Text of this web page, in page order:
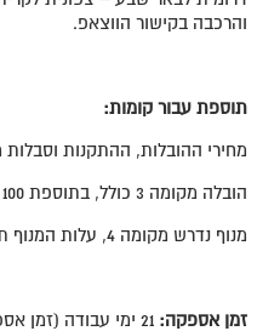
והרכבה בקישור הווצאפ.
תוספת עבור קומות:
מחירי ההובלות, ההתקנות וסבלות
הובלה מקומה 3 כולל, בתוספת 100 ₪ למיטה לכל קומה נוספת (במקרה שלא ניתן להשתמש במעלית).
מנוף נדרש מקומה 4, עלות המנוף תחול על הלקוח ותשולם ע"י הלקוח ישירות לספק.
זמן אספקה: